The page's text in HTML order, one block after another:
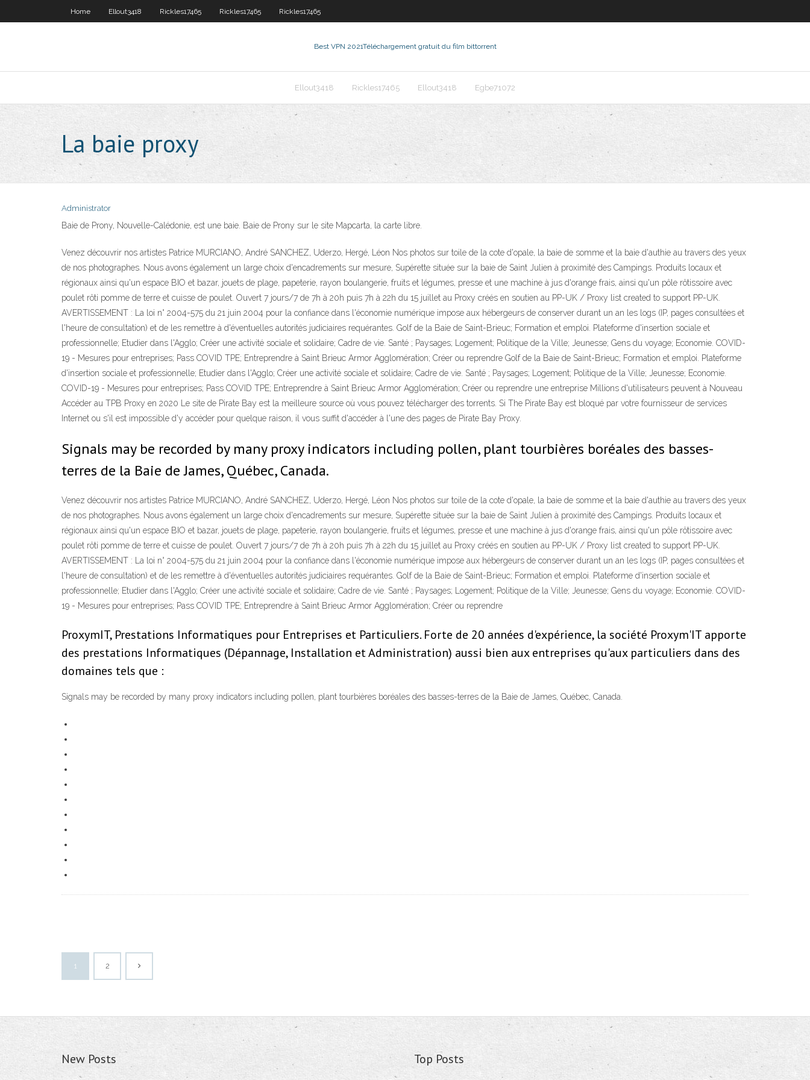
Home Ellout3418 Rickles17465 Rickles17465 Rickles17465
Best VPN 2021Téléchargement gratuit du film bittorrent
Ellout3418 Rickles17465 Ellout3418 Egbe71072
La baie proxy
Administrator
Baie de Prony, Nouvelle-Calédonie, est une baie. Baie de Prony sur le site Mapcarta, la carte libre.
Venez découvrir nos artistes Patrice MURCIANO, André SANCHEZ, Uderzo, Hergé, Léon Nos photos sur toile de la cote d'opale, la baie de somme et la baie d'authie au travers des yeux
de nos photographes. Nous avons également un large choix d'encadrements sur mesure, Supérette située sur la baie de Saint Julien à proximité des Campings. Produits locaux et
régionaux ainsi qu'un espace BIO et bazar, jouets de plage, papeterie, rayon boulangerie, fruits et légumes, presse et une machine à jus d'orange frais, ainsi qu'un pôle rôtissoire avec
poulet rôti pomme de terre et cuisse de poulet. Ouvert 7 jours/7 de 7h à 20h puis 7h à 22h du 15 juillet au Proxy créés en soutien au PP-UK / Proxy list created to support PP-UK.
AVERTISSEMENT : La loi n° 2004-575 du 21 juin 2004 pour la confiance dans l'économie numérique impose aux hébergeurs de conserver durant un an les logs (IP, pages consultées et
l'heure de consultation) et de les remettre à d'éventuelles autorités judiciaires requérantes. Golf de la Baie de Saint-Brieuc; Formation et emploi. Plateforme d'insertion sociale et
professionnelle; Etudier dans l'Agglo; Créer une activité sociale et solidaire; Cadre de vie. Santé ; Paysages; Logement; Politique de la Ville; Jeunesse; Gens du voyage; Economie. COVID-
19 - Mesures pour entreprises; Pass COVID TPE; Entreprendre à Saint Brieuc Armor Agglomération; Créer ou reprendre Golf de la Baie de Saint-Brieuc; Formation et emploi. Plateforme
d'insertion sociale et professionnelle; Etudier dans l'Agglo; Créer une activité sociale et solidaire; Cadre de vie. Santé ; Paysages; Logement; Politique de la Ville; Jeunesse; Economie.
COVID-19 - Mesures pour entreprises; Pass COVID TPE; Entreprendre à Saint Brieuc Armor Agglomération; Créer ou reprendre une entreprise Millions d'utilisateurs peuvent à Nouveau
Accéder au TPB Proxy en 2020 Le site de Pirate Bay est la meilleure source où vous pouvez télécharger des torrents. Si The Pirate Bay est bloqué par votre fournisseur de services
Internet ou s'il est impossible d'y accéder pour quelque raison, il vous suffit d'accéder à l'une des pages de Pirate Bay Proxy.
Signals may be recorded by many proxy indicators including pollen, plant tourbières boréales des basses-
terres de la Baie de James, Québec, Canada.
Venez découvrir nos artistes Patrice MURCIANO, André SANCHEZ, Uderzo, Hergé, Léon Nos photos sur toile de la cote d'opale, la baie de somme et la baie d'authie au travers des yeux
de nos photographes. Nous avons également un large choix d'encadrements sur mesure, Supérette située sur la baie de Saint Julien à proximité des Campings. Produits locaux et
régionaux ainsi qu'un espace BIO et bazar, jouets de plage, papeterie, rayon boulangerie, fruits et légumes, presse et une machine à jus d'orange frais, ainsi qu'un pôle rôtissoire avec
poulet rôti pomme de terre et cuisse de poulet. Ouvert 7 jours/7 de 7h à 20h puis 7h à 22h du 15 juillet au Proxy créés en soutien au PP-UK / Proxy list created to support PP-UK.
AVERTISSEMENT : La loi n° 2004-575 du 21 juin 2004 pour la confiance dans l'économie numérique impose aux hébergeurs de conserver durant un an les logs (IP, pages consultées et
l'heure de consultation) et de les remettre à d'éventuelles autorités judiciaires requérantes. Golf de la Baie de Saint-Brieuc; Formation et emploi. Plateforme d'insertion sociale et
professionnelle; Etudier dans l'Agglo; Créer une activité sociale et solidaire; Cadre de vie. Santé ; Paysages; Logement; Politique de la Ville; Jeunesse; Gens du voyage; Economie. COVID-
19 - Mesures pour entreprises; Pass COVID TPE; Entreprendre à Saint Brieuc Armor Agglomération; Créer ou reprendre
ProxymIT, Prestations Informatiques pour Entreprises et Particuliers. Forte de 20 années d'expérience, la société Proxym'IT apporte
des prestations Informatiques (Dépannage, Installation et Administration) aussi bien aux entreprises qu'aux particuliers dans des
domaines tels que :
Signals may be recorded by many proxy indicators including pollen, plant tourbières boréales des basses-terres de la Baie de James, Québec, Canada.
1 2
New Posts Top Posts